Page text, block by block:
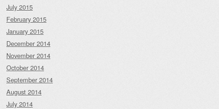
July 2015
February 2015
January 2015
December 2014
November 2014
October 2014
September 2014
August 2014
July 2014